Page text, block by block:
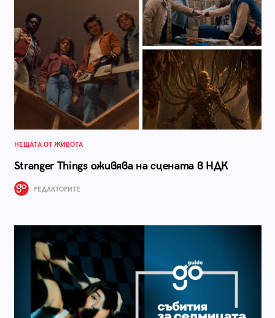
НЕЩАТА ОТ ЖИВОТА
Stranger Things оживява на сцената в НДК
РЕДАКТОРИТЕ